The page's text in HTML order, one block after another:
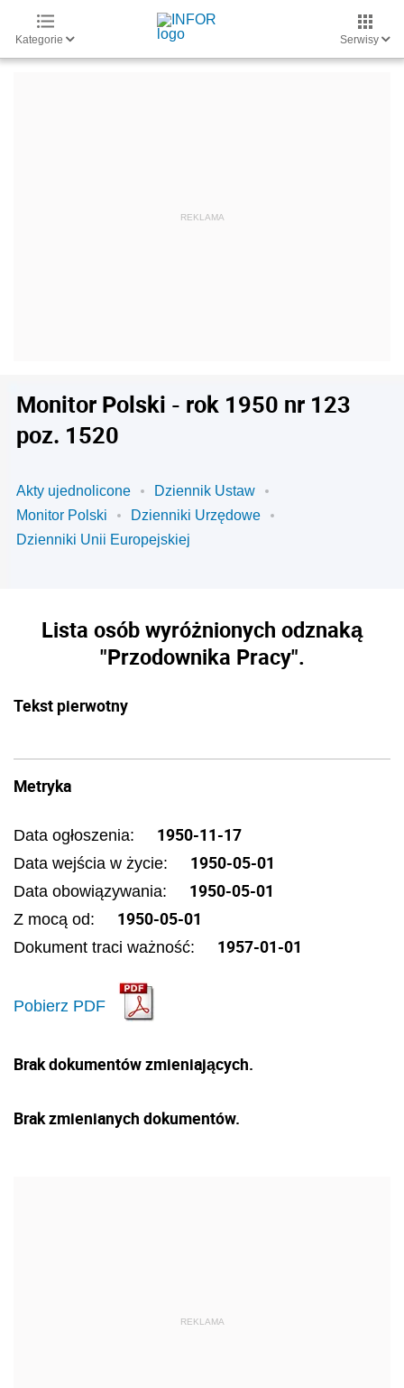
Kategorie Serwisy
Monitor Polski - rok 1950 nr 123
poz. 1520
Akty ujednolicone
Dziennik Ustaw
Monitor Polski
Dzienniki Urzędowe
Dzienniki Unii Europejskiej
Lista osób wyróżnionych odznaką
"Przodownika Pracy".
Tekst pierwotny
Metryka
Data ogłoszenia: 1950-11-17
Data wejścia w życie: 1950-05-01
Data obowiązywania: 1950-05-01
Z mocą od: 1950-05-01
Dokument traci ważność: 1957-01-01
Pobierz PDF
Brak dokumentów zmieniających.
Brak zmienianych dokumentów.